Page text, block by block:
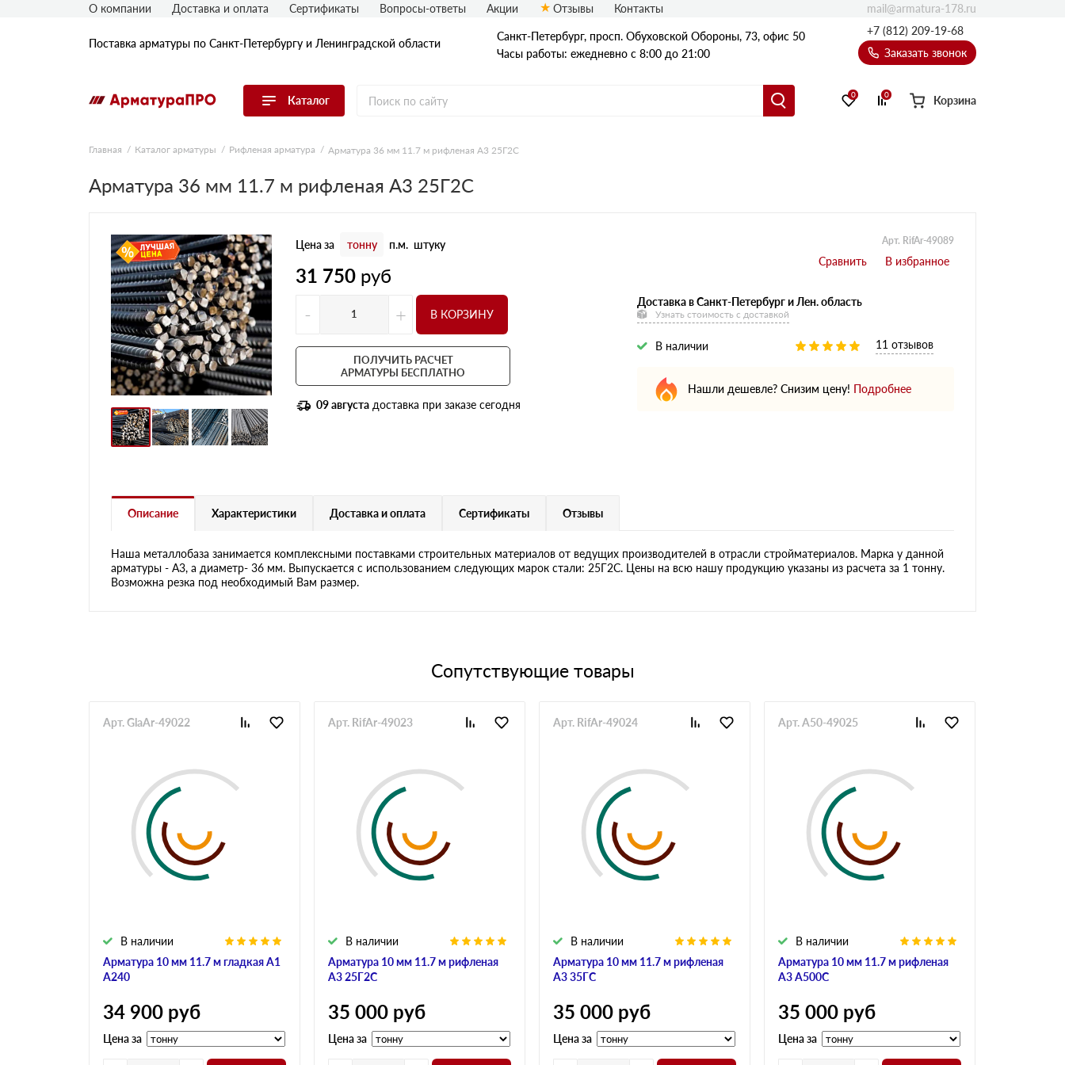
Поставка арматуры по Санкт-Петербургу и Ленинградской области
Санкт-Петербург, просп. Обуховской Обороны, 73, офис 50
Часы работы: ежедневно с 8:00 до 21:00
+7 (812) 209-19-68
Заказать звонок
Каталог
Перейти в каталог
Катанка
Комплектующие к арматуре
0 0 Корзина
О компании Доставка и оплата Сертификаты Вопросы-ответы Акции Отзывы Контакты mail@armatura-178.ru
Главная Каталог арматуры Рифленая арматура Арматура 36 мм 11.7 м рифленая А3 25Г2С
Арматура 36 мм 11.7 м рифленая А3 25Г2С
Цена за тонну п.м. штуку
31 750 руб
Арт. RifAr-49089
- + В КОРЗИНУ
ПОЛУЧИТЬ РАСЧЕТ
АРМАТУРЫ БЕСПЛАТНО
09 августа доставка при заказе сегодня
Доставка в Санкт-Петербург и Лен. область
Узнать стоимость с доставкой
В наличии 11 отзывов
Нашли дешевле? Снизим цену! Подробнее
Описание Характеристики Доставка и оплата Сертификаты Отзывы
Наша металлобаза занимается комплексными поставками строительных материалов от ведущих производителей в отрасли стройматериалов. Марка у данной
арматуры - А3, а диаметр- 36 мм. Выпускается с использованием следующих марок стали: 25Г2С. Цены на всю нашу продукцию указаны из расчета за 1 тонну.
Возможна резка под необходимый Вам размер.
Сопутствующие товары
Арматура 10 мм 11.7 м гладкая А1
А240
В наличии
Арт. GlaAr-49022
34 900 руб
Цена за
Арматура 10 мм 11.7 м рифленая
А3 25Г2С
В наличии
Арт. RifAr-49023
35 000 руб
Цена за
Арматура 10 мм 11.7 м рифленая
А3 35ГС
В наличии
Арт. RifAr-49024
35 000 руб
Цена за
Арматура 10 мм 11.7 м рифленая
А3 А500С
В наличии
Арт. A50-49025
35 000 руб
Цена за